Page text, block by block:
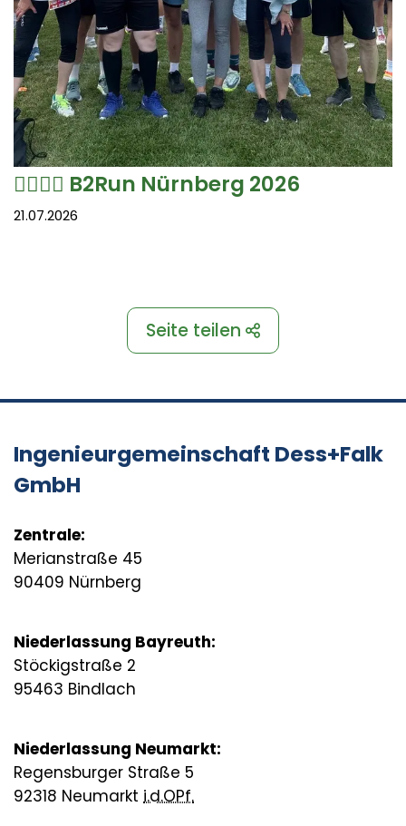
🏃‍♀️🏃‍♂️ B2Run Nürnberg 2026
21.07.2026
Seite teilen
Ingenieurgemeinschaft Dess+Falk
GmbH
Zentrale:
Merianstraße 45
90409 Nürnberg
Niederlassung Bayreuth:
Stöckigstraße 2
95463 Bindlach
Niederlassung Neumarkt:
Regensburger Straße 5
92318 Neumarkt i.d.OPf.